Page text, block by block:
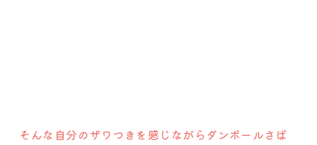
そんな自分のザワつきを感じながらダンボールさば